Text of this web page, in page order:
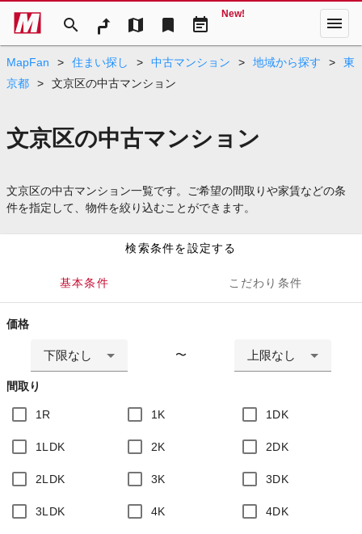
search map bookmark event_note
New! menu
MapFan > 住まい探し > 中古マンション > 地域から探す >
東
京都
> 文京区の中古マンション
文京区の中古マンション
文京区の中古マンション一覧です。ご希望の間取りや家賃などの条
件を指定して、物件を絞り込むことができます。
検索条件を設定する
基本条件 こだわり条件
価格
下限なし 〜 上限なし
間取り
1R 1K 1DK
1LDK 2K 2DK
2LDK 3K 3DK
3LDK 4K 4DK